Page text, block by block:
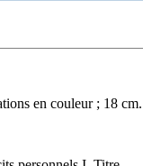
en couleur ; 18 cm.